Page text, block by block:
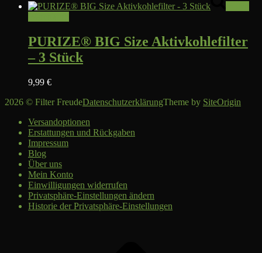
PURIZE® BIG Size Aktivkohlefilter
– 3 Stück
9,99 €
2026 © Filter FreudeDatenschutzerklärungTheme by SiteOrigin
Versandoptionen
Erstattungen und Rückgaben
Impressum
Blog
Über uns
Mein Konto
Einwilligungen widerrufen
Privatsphäre-Einstellungen ändern
Historie der Privatsphäre-Einstellungen